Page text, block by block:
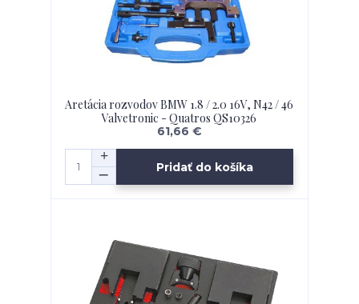
Aretácia rozvodov BMW 1.8 / 2.0 16V, N42 / 46
Valvetronic - Quatros QS10326
61,66 €
Pridať do košíka